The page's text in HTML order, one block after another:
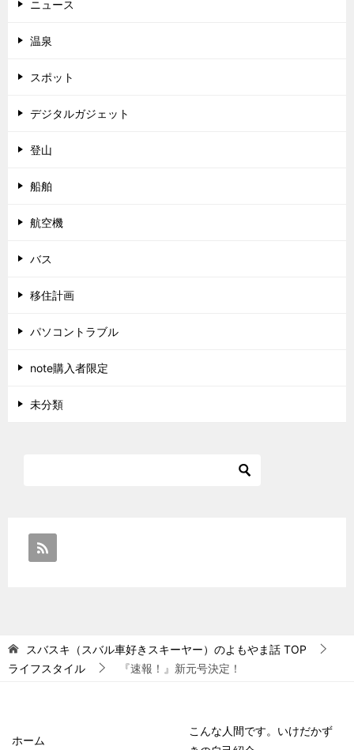
ニュース
温泉
スポット
デジタルガジェット
登山
船舶
航空機
バス
移住計画
パソコントラブル
note購入者限定
未分類
スバスキ（スバル車好きスキーヤー）のよもやま話 TOP
ライフスタイル
『速報！』新元号決定！
ホーム
こんな人間です。いけだかず